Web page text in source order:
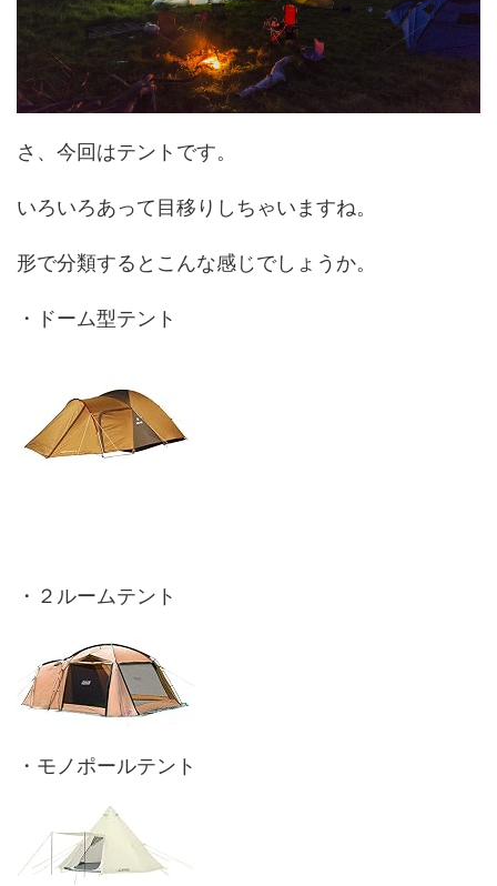
さ、今回はテントです。
いろいろあって目移りしちゃいますね。
形で分類するとこんな感じでしょうか。
・ドーム型テント
・２ルームテント
・モノポールテント